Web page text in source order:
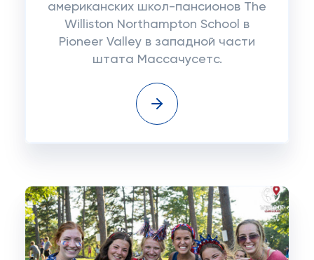
американских школ-пансионов The
Williston Northampton School в
Pioneer Valley в западной части
штата Массачусетс.